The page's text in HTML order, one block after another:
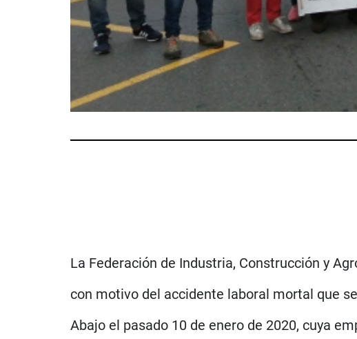
La Federación de Industria, Construcción y
con motivo del accidente laboral mortal que
Abajo el pasado 10 de enero de 2020, cuya